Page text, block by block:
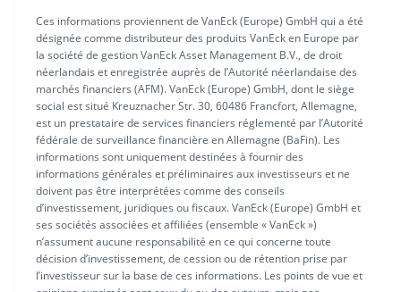
Ces informations proviennent de VanEck (Europe) GmbH qui a été
désignée comme distributeur des produits VanEck en Europe par
la société de gestion VanEck Asset Management B.V., de droit
néerlandais et enregistrée auprès de l’Autorité néerlandaise des
marchés financiers (AFM). VanEck (Europe) GmbH, dont le siège
social est situé Kreuznacher Str. 30, 60486 Francfort, Allemagne,
est un prestataire de services financiers réglementé par l’Autorité
fédérale de surveillance financière en Allemagne (BaFin). Les
informations sont uniquement destinées à fournir des
informations générales et préliminaires aux investisseurs et ne
doivent pas être interprétées comme des conseils
d’investissement, juridiques ou fiscaux. VanEck (Europe) GmbH et
ses sociétés associées et affiliées (ensemble « VanEck »)
n’assument aucune responsabilité en ce qui concerne toute
décision d’investissement, de cession ou de rétention prise par
l’investisseur sur la base de ces informations. Les points de vue et